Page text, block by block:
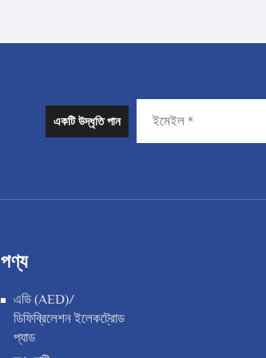
একটি উদ্ধৃতি পান
পণ্য
এডি (AED)/
ডিফিব্রিলেশন ইলেকট্রোড
প্যাড